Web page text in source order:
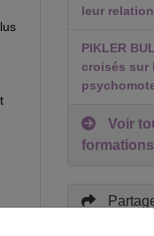
leur relation
PIKLER
croisés sur
Voir
formations